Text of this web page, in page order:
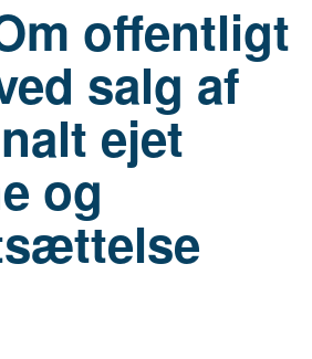
offentligt
salg af
ejet
og